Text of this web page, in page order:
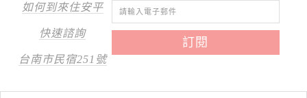
如何到來住安平
快速諮詢
台南市民宿251號